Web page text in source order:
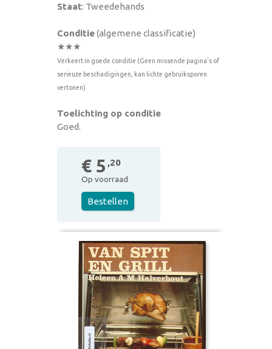
Staat: Tweedehands
Conditie(algemene classificatie)
★★★
Verkeert in goede conditie (Geen missende pagina's of
serieuze beschadigingen, kan lichte gebruiksporen
vertonen)
Toelichting op conditie
Goed.
€ 5 ,20
Op voorraad
Bestellen